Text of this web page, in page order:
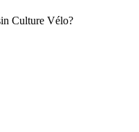
Culture Vélo?